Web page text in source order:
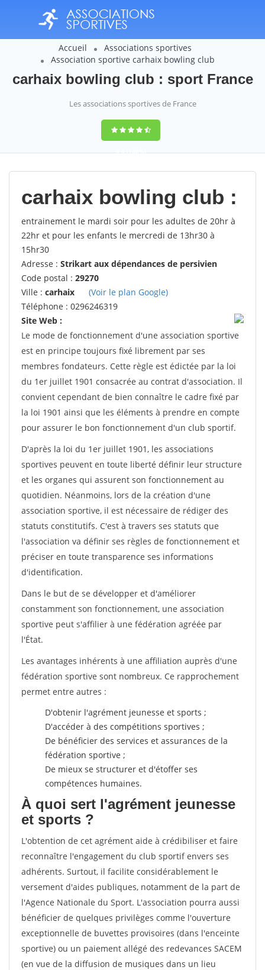
Accueil
Associations sportives
Association sportive carhaix bowling club
carhaix bowling club : sport France
Les associations sportives de France
9,4(100%)
14358votes
carhaix bowling club :
entrainement le mardi soir pour les adultes de 20hr à
22hr et pour les enfants le mercredi de 13hr30 à
15hr30
Adresse : Strikart aux dépendances de persivien
Code postal : 29270
Ville : carhaix
(Voir le plan Google)
Téléphone : 0296246319
Site Web :
Le mode de fonctionnement d'une association sportive
est en principe toujours fixé librement par ses
membres fondateurs. Cette règle est édictée par la loi
du 1er juillet 1901 consacrée au contrat d'association. Il
convient cependant de bien connaître le cadre fixé par
la loi 1901 ainsi que les éléments à prendre en compte
pour assurer le bon fonctionnement d'un club sportif.
D'après la loi du 1er juillet 1901, les associations
sportives peuvent en toute liberté définir leur structure
et les organes qui assurent son fonctionnement au
quotidien. Néanmoins, lors de la création d'une
association sportive, il est nécessaire de rédiger des
statuts constitutifs. C'est à travers ses statuts que
l'association va définir ses règles de fonctionnement et
préciser en toute transparence ses informations
d'identification.
Dans le but de se développer et d'améliorer
constamment son fonctionnement, une association
sportive peut s'affilier à une fédération agréée par
l'État.
Les avantages inhérents à une affiliation auprès d'une
fédération sportive sont nombreux. Ce rapprochement
permet entre autres :
D'obtenir l'agrément jeunesse et sports ;
D'accéder à des compétitions sportives ;
De bénéficier des services et assurances de la
fédération sportive ;
De mieux se structurer et d'étoffer ses
compétences humaines.
À quoi sert l'agrément jeunesse
et sports ?
L'obtention de cet agrément aide à crédibiliser et faire
reconnaître l'engagement du club sportif envers ses
adhérents. Surtout, il facilite considérablement le
versement d'aides publiques, notamment de la part de
l'Agence Nationale du Sport. L'association pourra aussi
bénéficier de quelques privilèges comme l'ouverture
exceptionnelle de buvettes provisoires (dans l'enceinte
sportive) ou un paiement allégé des redevances SACEM
(en vue de la diffusion de musiques dans un lieu